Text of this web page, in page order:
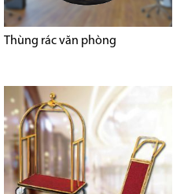
Thùng rác văn phòng